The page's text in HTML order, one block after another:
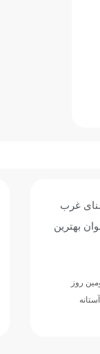
غرب
بهترین
روز